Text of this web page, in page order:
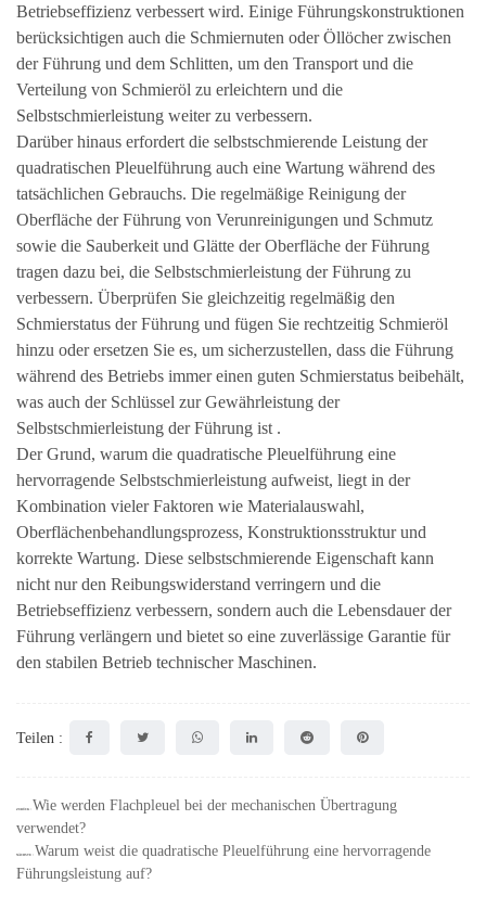
Betriebseffizienz verbessert wird. Einige Führungskonstruktionen
berücksichtigen auch die Schmiernuten oder Öllöcher zwischen
der Führung und dem Schlitten, um den Transport und die
Verteilung von Schmieröl zu erleichtern und die
Selbstschmierleistung weiter zu verbessern.
Darüber hinaus erfordert die selbstschmierende Leistung der
quadratischen Pleuelführung auch eine Wartung während des
tatsächlichen Gebrauchs. Die regelmäßige Reinigung der
Oberfläche der Führung von Verunreinigungen und Schmutz
sowie die Sauberkeit und Glätte der Oberfläche der Führung
tragen dazu bei, die Selbstschmierleistung der Führung zu
verbessern. Überprüfen Sie gleichzeitig regelmäßig den
Schmierstatus der Führung und fügen Sie rechtzeitig Schmieröl
hinzu oder ersetzen Sie es, um sicherzustellen, dass die Führung
während des Betriebs immer einen guten Schmierstatus beibehält,
was auch der Schlüssel zur Gewährleistung der
Selbstschmierleistung der Führung ist .
Der Grund, warum die quadratische Pleuelführung eine
hervorragende Selbstschmierleistung aufweist, liegt in der
Kombination vieler Faktoren wie Materialauswahl,
Oberflächenbehandlungsprozess, Konstruktionsstruktur und
korrekte Wartung. Diese selbstschmierende Eigenschaft kann
nicht nur den Reibungswiderstand verringern und die
Betriebseffizienz verbessern, sondern auch die Lebensdauer der
Führung verlängern und bietet so eine zuverlässige Garantie für
den stabilen Betrieb technischer Maschinen.
Teilen :
ZURÜCK： Wie werden Flachpleuel bei der mechanischen Übertragung
verwendet?
NÄCHSTE： Warum weist die quadratische Pleuelführung eine hervorragende
Führungsleistung auf?